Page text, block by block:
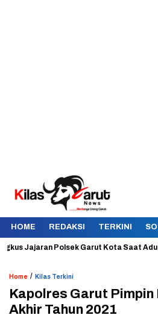
HOME REDAKSI TERKINI
Polsek Garut Kota Saat Adu Jotos
Home / Kilas Terkini
Kapolres Garut
Akhir Tahun 2021